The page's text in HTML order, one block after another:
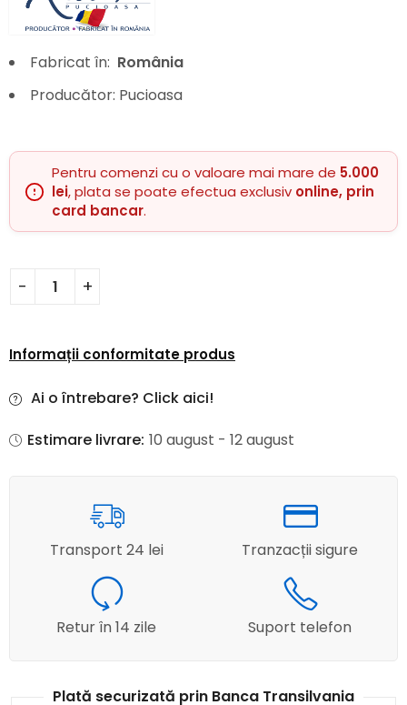
Fabricat în: România
Producător: Pucioasa
Pentru comenzi cu o valoare mai mare de 5.000
lei, plata se poate efectua exclusiv online, prin
card bancar.
Informații conformitate produs
Ai o întrebare? Click aici!
Estimare livrare: 10 august - 12 august
Transport 24 lei Tranzacții sigure
Retur în 14 zile Suport telefon
Plată securizată prin Banca Transilvania